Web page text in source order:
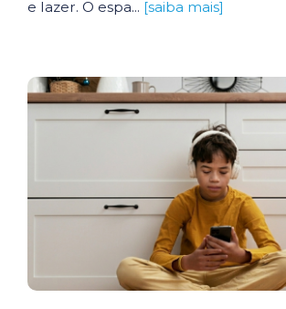
e lazer. O espa... [saiba mais]